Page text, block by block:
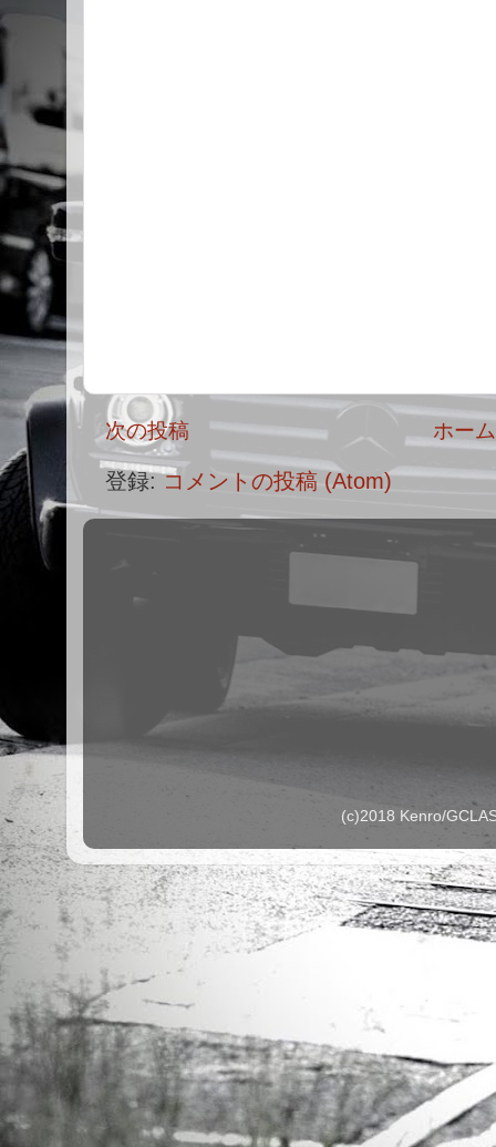
次の投稿 ホーム
登録:コメントの投稿 (Atom)
(c)2018 Kenro/